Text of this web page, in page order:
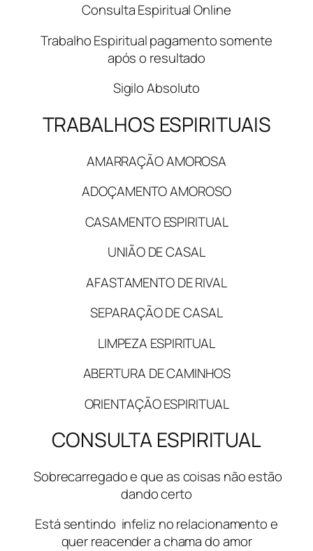
Consulta Espiritual Online
Trabalho Espiritual pagamento somente
após o resultado
Sigilo Absoluto
TRABALHOS ESPIRITUAIS
AMARRAÇÃO AMOROSA
ADOÇAMENTO AMOROSO
CASAMENTO ESPIRITUAL
UNIÃO DE CASAL
AFASTAMENTO DE RIVAL
SEPARAÇÃO DE CASAL
LIMPEZA ESPIRITUAL
ABERTURA DE CAMINHOS
ORIENTAÇÃO ESPIRITUAL
CONSULTA ESPIRITUAL
Sobrecarregado e que as coisas não estão
dando certo
Está sentindo infeliz no relacionamento e
quer reacender a chama do amor